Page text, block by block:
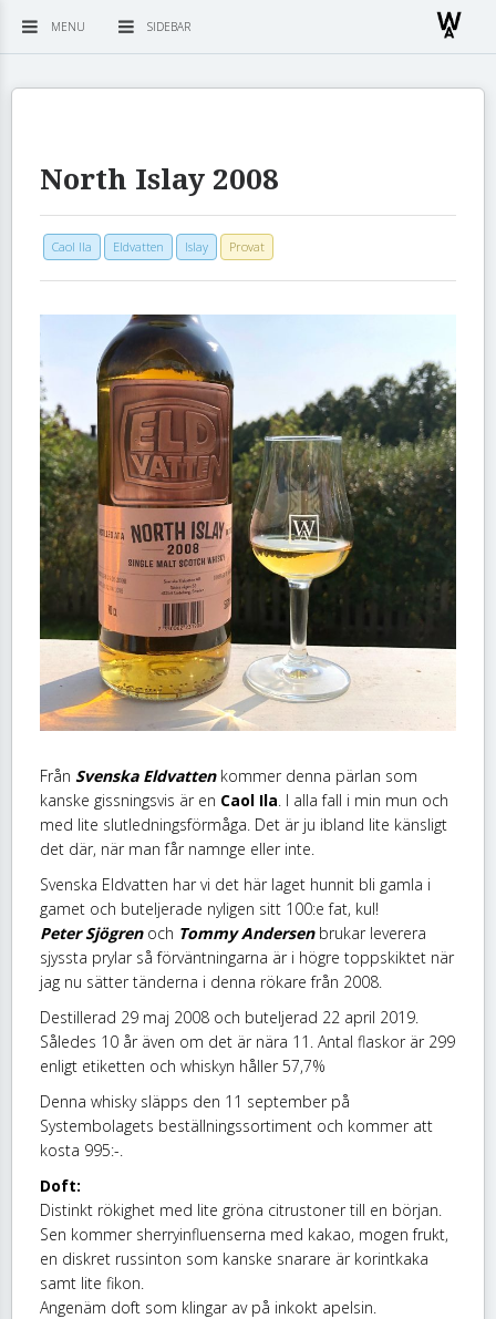
MENU SIDEBAR
North Islay 2008
Caol Ila Eldvatten Islay Provat
Från Svenska Eldvattenkommer denna pärlan som
kanske gissningsvis är en Caol Ila. I alla fall i min mun och
med lite slutledningsförmåga. Det är ju ibland lite känsligt
det där, när man får namnge eller inte.
Svenska Eldvatten har vi det här laget hunnit bli gamla i
gamet och buteljerade nyligen sitt 100:e fat, kul!
Peter Sjögrenoch Tommy Andersenbrukar leverera
sjyssta prylar så förväntningarna är i högre toppskiktet när
jag nu sätter tänderna i denna rökare från 2008.
Destillerad 29 maj 2008 och buteljerad 22 april 2019.
Således 10 år även om det är nära 11. Antal flaskor är 299
enligt etiketten och whiskyn håller 57,7%
Denna whisky släpps den 11 september på
Systembolagets beställningssortiment och kommer att
kosta 995:-.
Doft:
Distinkt rökighet med lite gröna citrustoner till en början.
Sen kommer sherryinfluenserna med kakao, mogen frukt,
en diskret russinton som kanske snarare är korintkaka
samt lite fikon.
Angenäm doft som klingar av på inkokt apelsin.